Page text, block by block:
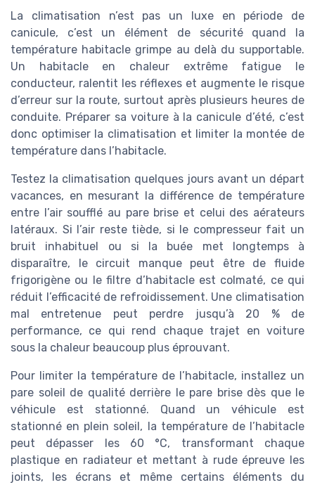
La climatisation n’est pas un luxe en période de
canicule, c’est un élément de sécurité quand la
température habitacle grimpe au delà du supportable.
Un habitacle en chaleur extrême fatigue le
conducteur, ralentit les réflexes et augmente le risque
d’erreur sur la route, surtout après plusieurs heures de
conduite. Préparer sa voiture à la canicule d’été, c’est
donc optimiser la climatisation et limiter la montée de
température dans l’habitacle.
Testez la climatisation quelques jours avant un départ
vacances, en mesurant la différence de température
entre l’air soufflé au pare brise et celui des aérateurs
latéraux. Si l’air reste tiède, si le compresseur fait un
bruit inhabituel ou si la buée met longtemps à
disparaître, le circuit manque peut être de fluide
frigorigène ou le filtre d’habitacle est colmaté, ce qui
réduit l’efficacité de refroidissement. Une climatisation
mal entretenue peut perdre jusqu’à 20 % de
performance, ce qui rend chaque trajet en voiture
sous la chaleur beaucoup plus éprouvant.
Pour limiter la température de l’habitacle, installez un
pare soleil de qualité derrière le pare brise dès que le
véhicule est stationné. Quand un véhicule est
stationné en plein soleil, la température de l’habitacle
peut dépasser les 60 °C, transformant chaque
plastique en radiateur et mettant à rude épreuve les
joints, les écrans et même certains éléments du